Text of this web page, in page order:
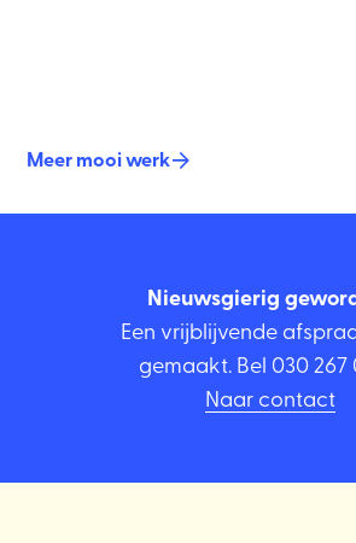
Meer mooi werk
Nieuwsgierig
Een vrijblijvende
gemaakt. Bel 030 267
Naar contact